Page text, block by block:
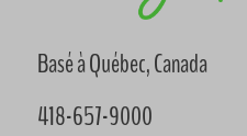
Basé à Québec, Canada
418-657-9000